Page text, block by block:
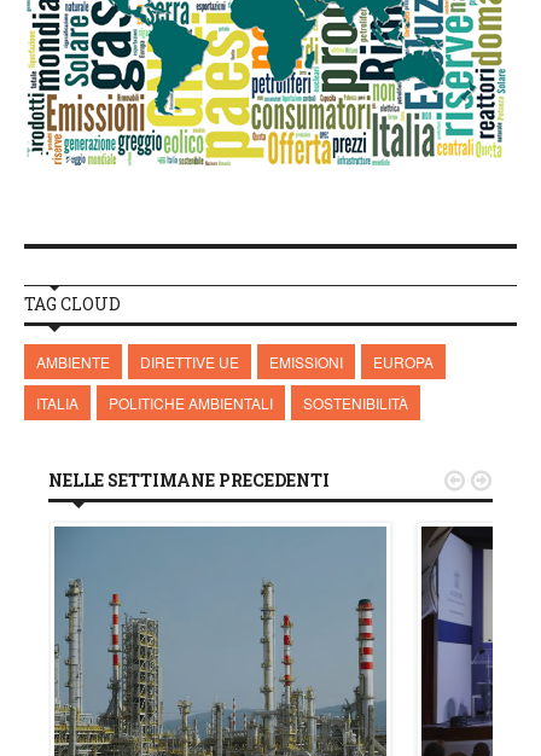
TAG CLOUD
AMBIENTE DIRETTIVE UE EMISSIONI
EUROPA
ITALIA
POLITICHE AMBIENTALI SOSTENIBILITÀ
NELLE SETTIMANE PRECEDENTI  